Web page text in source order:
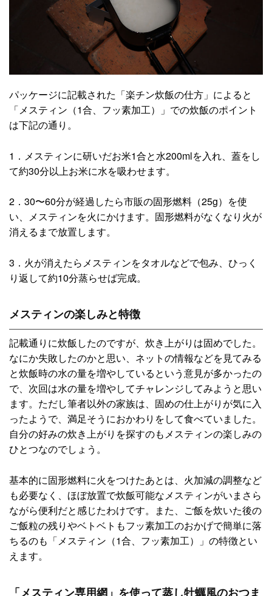
パッケージに記載された「楽チン炊飯の仕方」によると
「メスティン（1合、フッ素加工）」での炊飯のポイント
は下記の通り。
1．メスティンに研いだお米1合と水200mlを入れ、蓋をし
て約30分以上お米に水を吸わせます。
2．30〜60分が経過したら市販の固形燃料（25g）を使
い、メスティンを火にかけます。固形燃料がなくなり火が
消えるまで放置します。
3．火が消えたらメスティンをタオルなどで包み、ひっく
り返して約10分蒸らせば完成。
メスティンの楽しみと特徴
記載通りに炊飯したのですが、炊き上がりは固めでした。
なにか失敗したのかと思い、ネットの情報などを見てみる
と炊飯時の水の量を増やしているという意見が多かったの
で、次回は水の量を増やしてチャレンジしてみようと思い
ます。ただし筆者以外の家族は、固めの仕上がりが気に入
ったようで、満足そうにおかわりをして食べていました。
自分の好みの炊き上がりを探すのもメスティンの楽しみの
ひとつなのでしょう。
基本的に固形燃料に火をつけたあとは、火加減の調整など
も必要なく、ほぼ放置で炊飯可能なメスティンがいまさら
ながら便利だと感じたわけです。また、ご飯を炊いた後の
ご飯粒の残りやベトベトもフッ素加工のおかげで簡単に落
ちるのも「メスティン（1合、フッ素加工）」の特徴とい
えます。
「メスティン専用網」を使って蒸し牡蠣風のおつま